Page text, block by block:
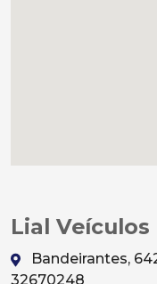
Lial
Bandeirantes,
32670248